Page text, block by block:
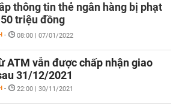
thông tin thẻ ngân hàng bị phạt
triệu đồng
- 08:00 | 07/01/2022
ATM vẫn được chấp nhận giao
31/12/2021
- 22:00 | 30/11/2021